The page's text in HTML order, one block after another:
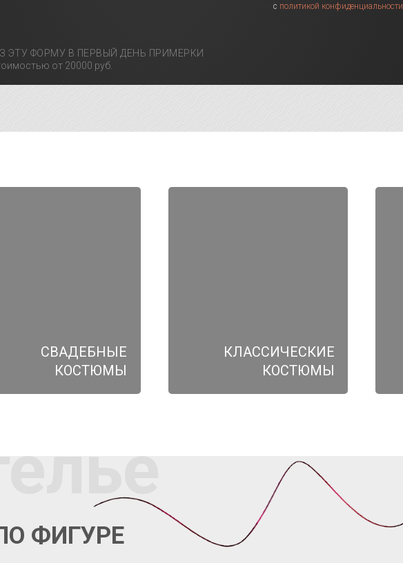
ЭТУ ФОРМУ В ПЕРВЫЙ ДЕНЬ ПРИМЕРКИ
от 20000 руб.
с политикой конфиденциальности
СВАДЕБНЫЕ
КОСТЮМЫ
КЛАССИЧЕСКИЕ
КОСТЮМЫ
ФИГУРЕ